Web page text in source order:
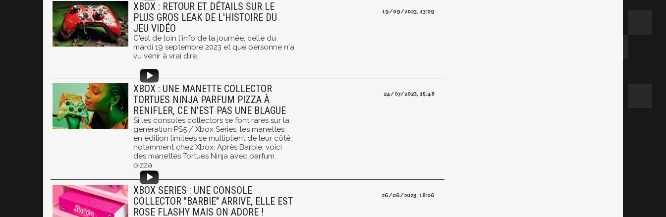
XBOX : RETOUR ET DÉTAILS SUR LE
PLUS GROS LEAK DE L'HISTOIRE DU
JEU VIDÉO
C'est de loin l'info de la journée, celle du
mardi 19 septembre 2023 et que personne n'a
vu venir à vrai dire.
19/09/2023, 13:09
XBOX : UNE MANETTE COLLECTOR
TORTUES NINJA PARFUM PIZZA À
RENIFLER, CE N'EST PAS UNE BLAGUE
Si les consoles collectors se font rares sur la
génération PS5 / Xbox Series, les manettes
en édition limitées se multiplient de leur côté,
notamment chez Xbox. Après Barbie, voici
des manettes Tortues Ninja avec parfum
pizza.
24/07/2023, 15:48
XBOX SERIES : UNE CONSOLE
COLLECTOR "BARBIE" ARRIVE, ELLE EST
ROSE FLASHY MAIS ON ADORE !
26/06/2023, 18:06